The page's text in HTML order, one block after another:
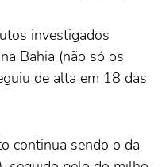
investigados
Bahia (não só os
de alta em 18 das
continua sendo o da